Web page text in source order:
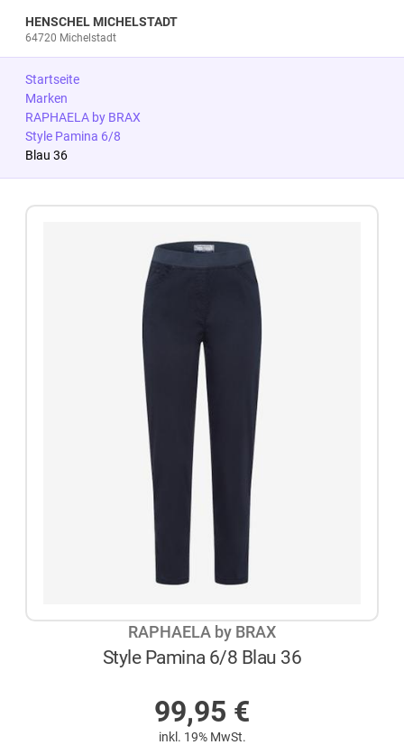
HENSCHEL MICHELSTADT
64720 Michelstadt
Startseite
Marken
RAPHAELA by BRAX
Style Pamina 6/8
Blau 36
RAPHAELA by BRAX
Style Pamina 6/8 Blau 36
99,95 €
inkl. 19% MwSt.